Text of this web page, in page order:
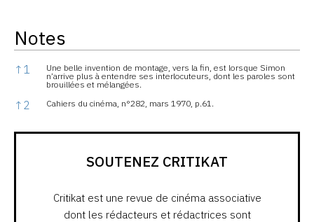
Notes
Notes
↑ 1
Une belle invention de montage, vers la fin, est lorsque Simon
n’arrive plus à entendre ses interlocuteurs, dont les paroles sont
brouillées et mélangées.
↑ 2 Cahiers du cinéma, n°282, mars 1970, p.61.
SOUTENEZ CRITIKAT
Critikat est une revue de cinéma associative
dont les rédacteurs et rédactrices sont